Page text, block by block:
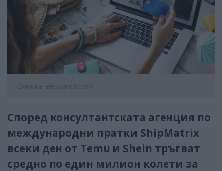
Снимка: elespanol.com
Според консултантската агенция по
международни пратки ShipMatrix
всеки ден от Temu и Shein тръгват
средно по един милион колети за